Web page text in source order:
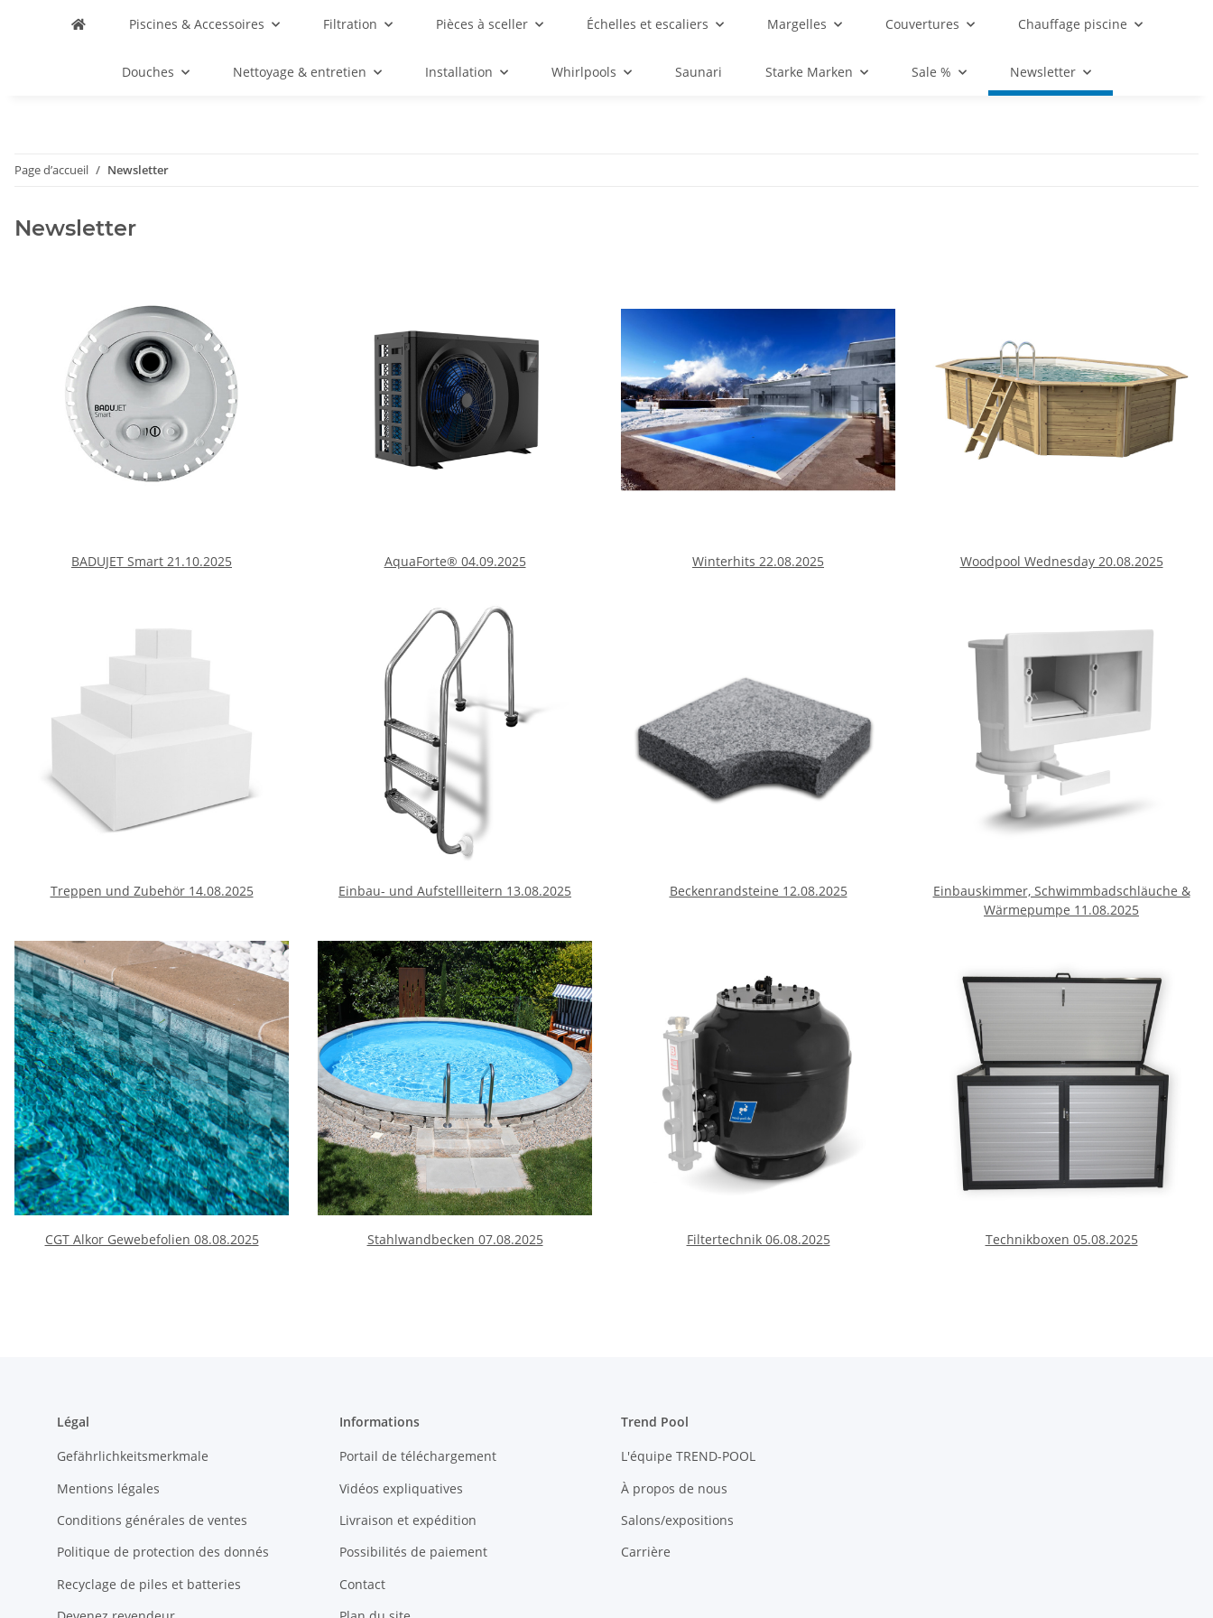
Piscines & Accessoires Filtration Pièces à sceller Échelles et escaliers Margelles Couvertures Chauffage piscine
Douches Nettoyage & entretien Installation Whirlpools Saunari Starke Marken Sale % Newsletter
Page d’accueil Newsletter
Newsletter
BADUJET Smart 21.10.2025 AquaForte® 04.09.2025 Winterhits 22.08.2025 Woodpool Wednesday 20.08.2025
Treppen und Zubehör 14.08.2025 Einbau- und Aufstellleitern 13.08.2025 Beckenrandsteine 12.08.2025
Einbauskimmer, Schwimmbadschläuche &
Wärmepumpe 11.08.2025
CGT Alkor Gewebefolien 08.08.2025 Stahlwandbecken 07.08.2025 Filtertechnik 06.08.2025 Technikboxen 05.08.2025
Légal
Gefährlichkeitsmerkmale
Mentions légales
Conditions générales de ventes
Politique de protection des donnés
Recyclage de piles et batteries
Informations
Portail de téléchargement
Vidéos expliquatives
Livraison et expédition
Possibilités de paiement
Contact
Trend Pool
L'équipe TREND-POOL
À propos de nous
Salons/expositions
Carrière